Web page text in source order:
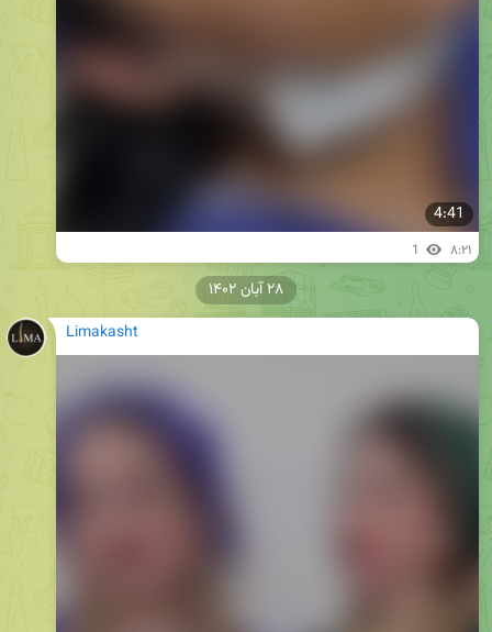
4:41
1 ۸:۲۱
Limakasht
۲۸ آبان ۱۴۰۲